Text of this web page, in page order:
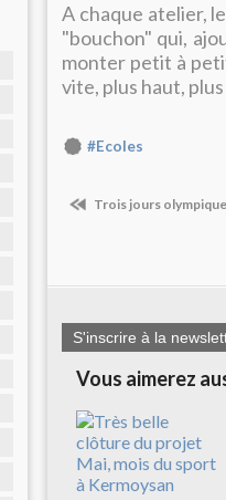
A chaque atelier,
"bouchon" qui,
monter petit à
vite, plus haut,
#Ecoles
Trois jours
S'inscrire à la
Vous aimerez